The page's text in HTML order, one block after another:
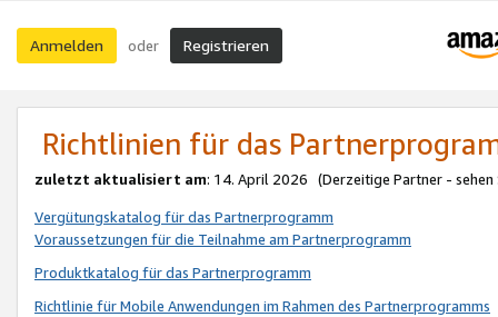
Anmelden oder Registrieren
Richtlinien für das
zuletzt aktualisiert am: 14. April 2026 (Derzeitige Partner - sehen
Vergütungskatalog für das Partnerprogramm
Voraussetzungen für die Teilnahme am Partnerprogramm
Produktkatalog für das Partnerprogramm
Richtlinie für Mobile Anwendungen im Rahmen des Partnerprogramms